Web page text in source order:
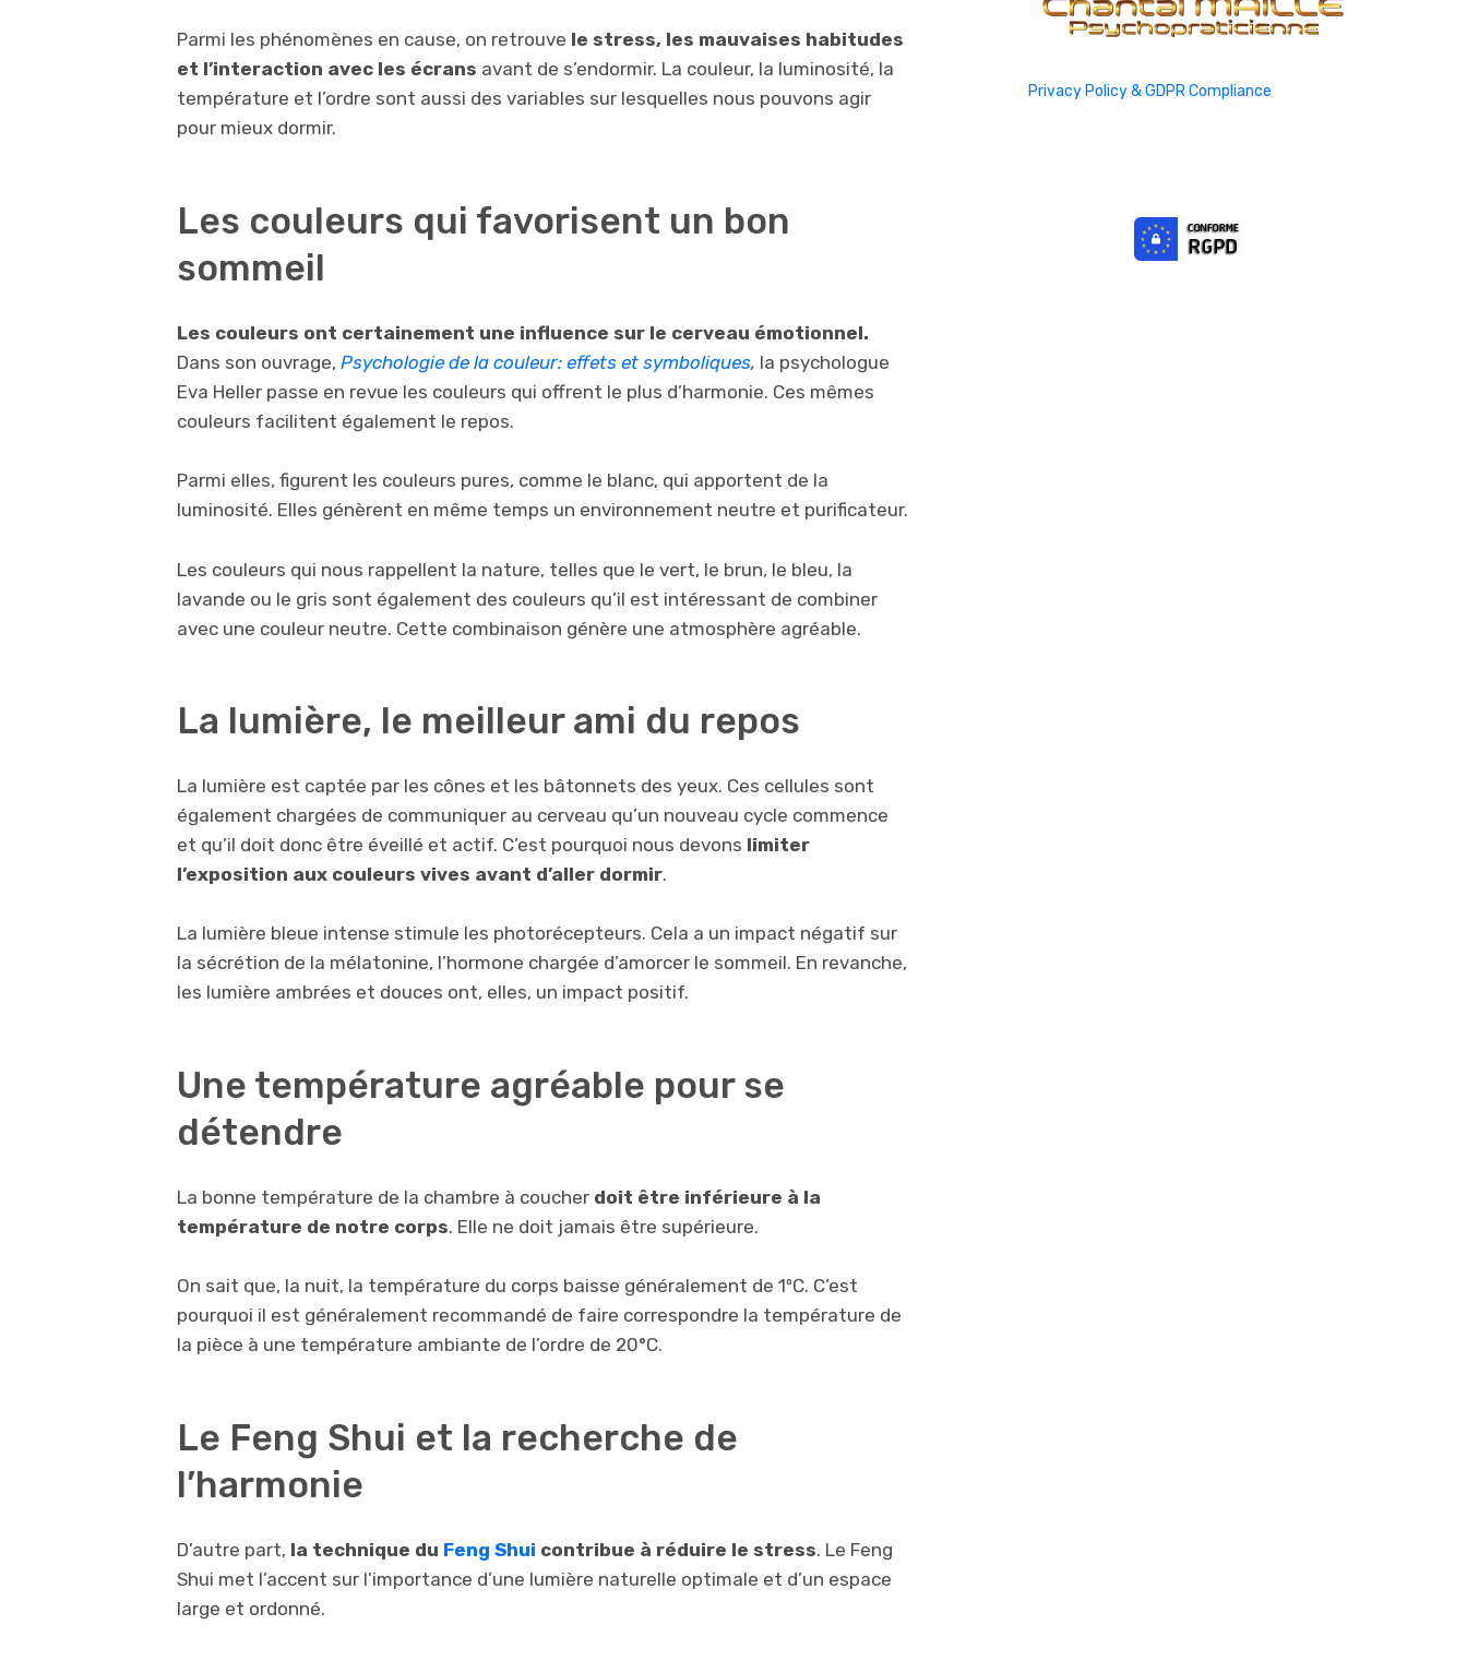
Parmi les phénomènes en cause, on retrouve le stress, les mauvaises habitudes
et l’interaction avec les écrans avant de s’endormir. La couleur, la luminosité, la
température et l’ordre sont aussi des variables sur lesquelles nous pouvons agir
pour mieux dormir.
Les couleurs qui favorisent un bon
sommeil
Les couleurs ont certainement une influence sur le cerveau émotionnel.
Dans son ouvrage, Psychologie de la couleur: effets et symboliques, la psychologue
Eva Heller passe en revue les couleurs qui offrent le plus d’harmonie. Ces mêmes
couleurs facilitent également le repos.
Parmi elles, figurent les couleurs pures, comme le blanc, qui apportent de la
luminosité. Elles génèrent en même temps un environnement neutre et purificateur.
Les couleurs qui nous rappellent la nature, telles que le vert, le brun, le bleu, la
lavande ou le gris sont également des couleurs qu’il est intéressant de combiner
avec une couleur neutre. Cette combinaison génère une atmosphère agréable.
La lumière, le meilleur ami du repos
La lumière est captée par les cônes et les bâtonnets des yeux. Ces cellules sont
également chargées de communiquer au cerveau qu’un nouveau cycle commence
et qu’il doit donc être éveillé et actif. C’est pourquoi nous devons limiter
l’exposition aux couleurs vives avant d’aller dormir.
La lumière bleue intense stimule les photorécepteurs. Cela a un impact négatif sur
la sécrétion de la mélatonine, l’hormone chargée d’amorcer le sommeil. En revanche,
les lumière ambrées et douces ont, elles, un impact positif.
Une température agréable pour se
détendre
La bonne température de la chambre à coucher doit être inférieure à la
température de notre corps. Elle ne doit jamais être supérieure.
On sait que, la nuit, la température du corps baisse généralement de 1ºC. C’est
pourquoi il est généralement recommandé de faire correspondre la température de
la pièce à une température ambiante de l’ordre de 20°C.
Le Feng Shui et la recherche de
l’harmonie
D’autre part, la technique du Feng Shui contribue à réduire le stress. Le Feng
Shui met l’accent sur l’importance d’une lumière naturelle optimale et d’un espace
large et ordonné.
Privacy Policy & GDPR Compliance